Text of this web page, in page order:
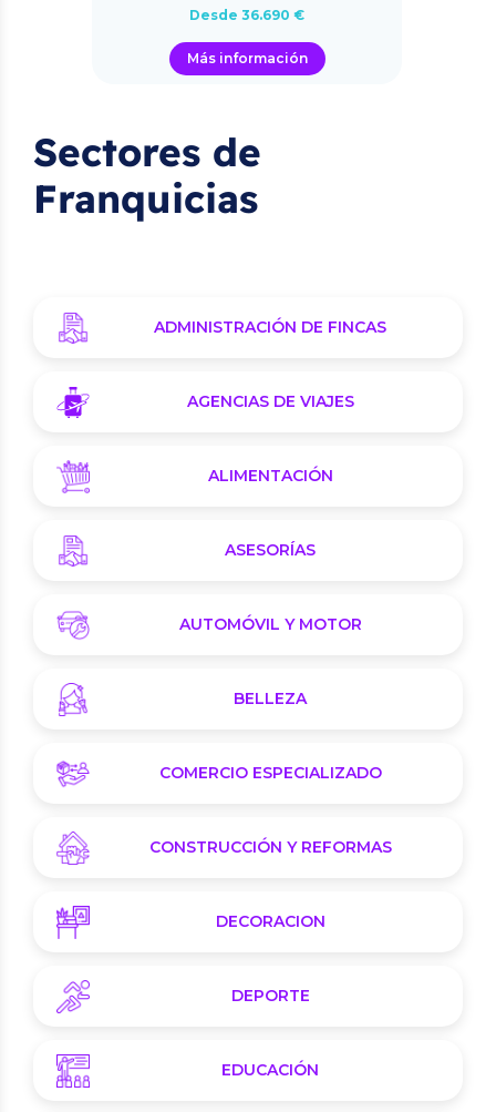
Desde 36.690 €
Más información
Sectores de
Franquicias
ADMINISTRACIÓN DE FINCAS
AGENCIAS DE VIAJES
ALIMENTACIÓN
ASESORÍAS
AUTOMÓVIL Y MOTOR
BELLEZA
COMERCIO ESPECIALIZADO
CONSTRUCCIÓN Y REFORMAS
DECORACION
DEPORTE
EDUCACIÓN